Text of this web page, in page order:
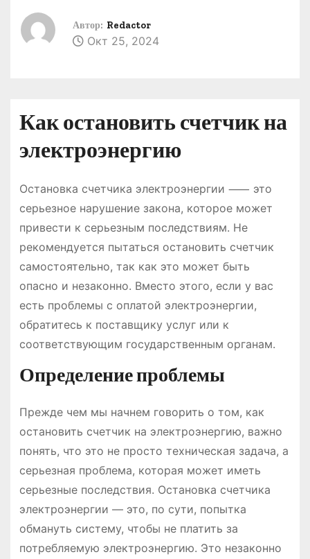
Автор: Redactor
Окт 25, 2024
Как остановить счетчик на
электроэнергию
Остановка счетчика электроэнергии ⸺ это
серьезное нарушение закона, которое может
привести к серьезным последствиям. Не
рекомендуется пытаться остановить счетчик
самостоятельно, так как это может быть
опасно и незаконно. Вместо этого, если у вас
есть проблемы с оплатой электроэнергии,
обратитесь к поставщику услуг или к
соответствующим государственным органам.
Определение проблемы
Прежде чем мы начнем говорить о том, как
остановить счетчик на электроэнергию, важно
понять, что это не просто техническая задача, а
серьезная проблема, которая может иметь
серьезные последствия. Остановка счетчика
электроэнергии ― это, по сути, попытка
обмануть систему, чтобы не платить за
потребляемую электроэнергию. Это незаконно